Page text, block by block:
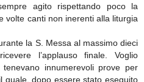
agito rispettando poco la
volte canti non inerenti alla liturgia
la S. Messa al massimo dieci
l’applauso finale. Voglio
innumerevoli prove per
quale, dopo essere stato eseguito